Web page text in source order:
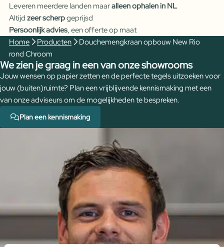
Rio
rond
Chroom
aantal
Leveren meerdere landen maaralleen ophalen in NL
Altijd zeer scherpgeprijsd
Persoonlijk advies, een offerte op maat
Home
Producten
Douchemengkraan opbouw New Rio
rond Chroom
We zien je graag in een van onze showrooms
Jouw wensen op papier zetten en de perfecte tegels uitzoeken voor
jouw (buiten)ruimte? Plan een vrijblijvende kennismaking met een
van onze adviseurs om de mogelijkheden te bespreken.
Plan een kennismaking